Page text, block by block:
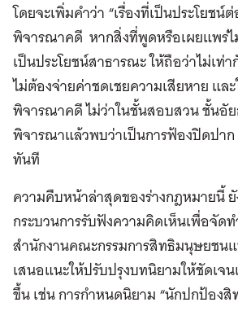
โดยจะเพิ่มคำว่า “เรื่องที่เป็นประโยชน์
พิจารณาคดี หากสิ่งที่พูดหรือเผยแพร่ไ
เป็นประโยชน์สาธารณะ ให้ถือว่าไม่เท่
ไม่ต้องจ่ายค่าชดเชยความเสียหาย แล
พิจารณาคดี ไม่ว่าในชั้นสอบสวน ชั้นอั
พิจารณาแล้วพบว่าเป็นการฟ้องปิดปา
ทันที
ความคืบหน้าล่าสุดของร่างกฎหมายนี้
กระบวนการรับฟังความคิดเห็นเพื่อจัด
สำนักงานคณะกรรมการสิทธิมนุษยชน
เสนอแนะให้ปรับปรุงบทนิยามให้ชัดเจ
ขึ้น เช่น การกำหนดนิยาม “นักปกป้อง